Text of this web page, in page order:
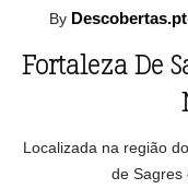
By Descobertas.pt
Fortaleza De
Localizada na região
de Sagres